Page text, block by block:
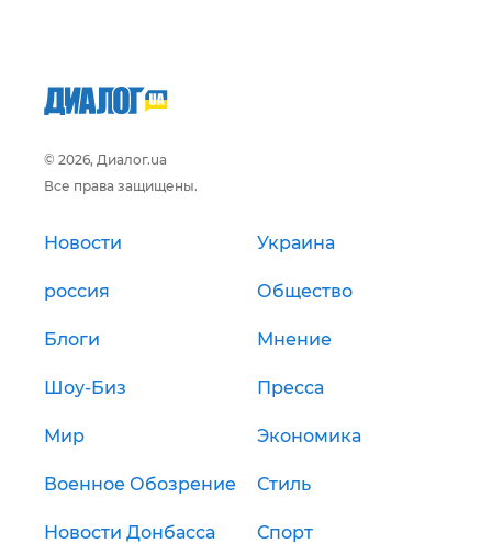
© 2026, Диалог.ua
Все права защищены.
Новости Украина
россия Общество
Блоги Мнение
Шоу-Биз Пресса
Мир Экономика
Военное Обозрение Стиль
Новости Донбасса Спорт